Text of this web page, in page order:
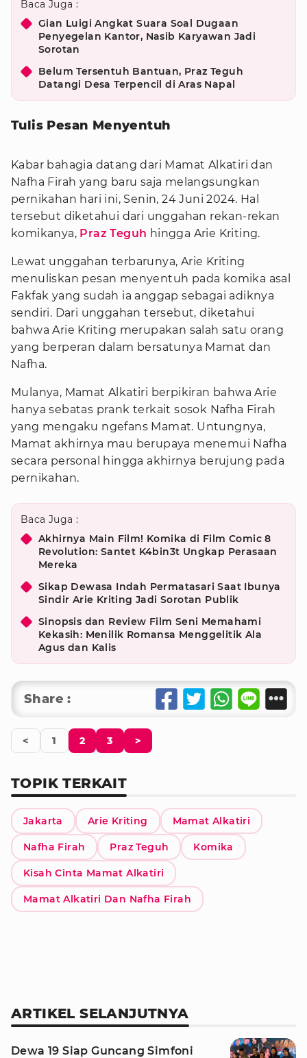
Baca Juga :
Gian Luigi Angkat Suara Soal Dugaan
Penyegelan Kantor, Nasib Karyawan Jadi
Sorotan
Belum Tersentuh Bantuan, Praz Teguh
Datangi Desa Terpencil di Aras Napal
Tulis Pesan Menyentuh
Kabar bahagia datang dari Mamat Alkatiri dan
Nafha Firah yang baru saja melangsungkan
pernikahan hari ini, Senin, 24 Juni 2024. Hal
tersebut diketahui dari unggahan rekan-rekan
komikanya, Praz Teguh hingga Arie Kriting.
Lewat unggahan terbarunya, Arie Kriting
menuliskan pesan menyentuh pada komika asal
Fakfak yang sudah ia anggap sebagai adiknya
sendiri. Dari unggahan tersebut, diketahui
bahwa Arie Kriting merupakan salah satu orang
yang berperan dalam bersatunya Mamat dan
Nafha.
Mulanya, Mamat Alkatiri berpikiran bahwa Arie
hanya sebatas prank terkait sosok Nafha Firah
yang mengaku ngefans Mamat. Untungnya,
Mamat akhirnya mau berupaya menemui Nafha
secara personal hingga akhirnya berujung pada
pernikahan.
Baca Juga :
Akhirnya Main Film! Komika di Film Comic 8
Revolution: Santet K4bin3t Ungkap Perasaan
Mereka
Sikap Dewasa Indah Permatasari Saat Ibunya
Sindir Arie Kriting Jadi Sorotan Publik
Sinopsis dan Review Film Seni Memahami
Kekasih: Menilik Romansa Menggelitik Ala
Agus dan Kalis
Share :
< 1 2 3 >
TOPIK TERKAIT
Jakarta Arie Kriting Mamat Alkatiri
Nafha Firah Praz Teguh Komika
Kisah Cinta Mamat Alkatiri
Mamat Alkatiri Dan Nafha Firah
ARTIKEL SELANJUTNYA
Dewa 19 Siap Guncang Simfoni